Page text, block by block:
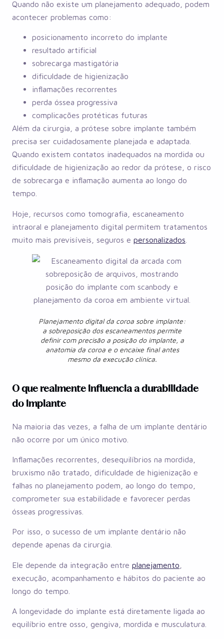
Quando não existe um planejamento adequado, podem
acontecer problemas como:
posicionamento incorreto do implante
resultado artificial
sobrecarga mastigatória
dificuldade de higienização
inflamações recorrentes
perda óssea progressiva
complicações protéticas futuras
Além da cirurgia, a prótese sobre implante também
precisa ser cuidadosamente planejada e adaptada.
Quando existem contatos inadequados na mordida ou
dificuldade de higienização ao redor da prótese, o risco
de sobrecarga e inflamação aumenta ao longo do
tempo.
Hoje, recursos como tomografia, escaneamento
intraoral e planejamento digital permitem tratamentos
muito mais previsíveis, seguros e personalizados
Planejamento digital da coroa sobre implante:
a sobreposição dos escaneamentos permite
definir com precisão a posição do implante, a
anatomia da coroa e o encaixe final antes
mesmo da execução clínica.
O que realmente influencia a durabilidade
do implante
Na maioria das vezes, a falha de um implante dentário
não ocorre por um único motivo.
Inflamações recorrentes, desequilíbrios na mordida,
bruxismo não tratado, dificuldade de higienização e
falhas no planejamento podem, ao longo do tempo,
comprometer sua estabilidade e favorecer perdas
ósseas progressivas.
Por isso, o sucesso de um implante dentário não
depende apenas da cirurgia.
Ele depende da integração entre planejamento
execução, acompanhamento e hábitos do paciente ao
longo do tempo.
A longevidade do implante está diretamente ligada ao
equilíbrio entre osso, gengiva, mordida e musculatura.